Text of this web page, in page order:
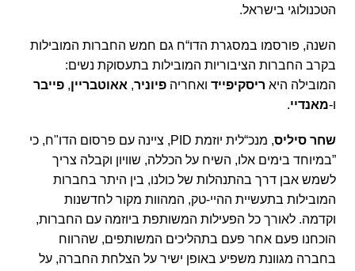
הטכנולוגי בישראל.
השנה, פורסמו במסגרת הדו“ח גם חמש החברות המובילות
בקרב החברות הציבוריות המובילות בתעסוקת נשים:
המובילה היא ריסקיפייד ואחריה פיוניר, אאוטבריין, פייבר
ו-מאנדיי.
שחר סיליס, מנכ“לית יוזמת PID, ציינה עם פרסום הדו"ח, כי
”במיוחד בימים אלו, השיח על הכללה, שוויון וקבלה צריך
לשמש אבן דרך בהתנהלות של כולנו, בין היתר בחברות
המובילות בתעשיית ההיי-טק, המהוות מקור לחדשנות
וקדמה. לאורך כל הפעילות המשותפת ביוזמה עם החברות,
הוכחנו פעם אחר פעם בתהליכים המשותפים, שהרווח
בחברה מגוונת משפיע באופן ישיר על הצלחת החברה, על